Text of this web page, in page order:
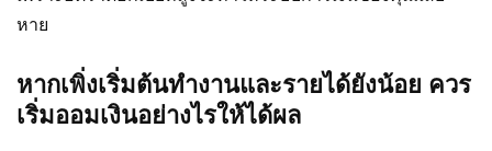
หาย
หากเพิ่งเริ่มต้นทำงานและรายได้ยังน้อย ควร
เริ่มออมเงินอย่างไรให้ได้ผล